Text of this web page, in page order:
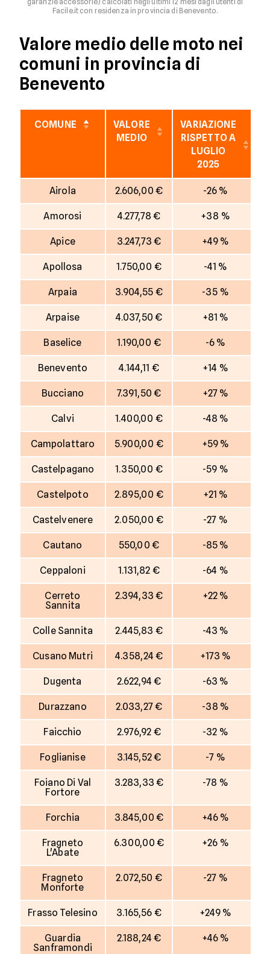
Facile.it con residenza in provincia di Benevento.
Valore medio delle moto nei
comuni in provincia di
Benevento
COMUNE
VALORE
MEDIO
VARIAZIONE
RISPETTO A
LUGLIO
2025
Airola 2.606,00 € -26 %
Amorosi 4.277,78 € +38 %
Apice 3.247,73 € +49 %
Apollosa 1.750,00 € -41 %
Arpaia 3.904,55 € -35 %
Arpaise 4.037,50 € +81 %
Baselice 1.190,00 € -6 %
Benevento 4.144,11 € +14 %
Bucciano 7.391,50 € +27 %
Calvi 1.400,00 € -48 %
Campolattaro 5.900,00 € +59 %
Castelpagano 1.350,00 € -59 %
Castelpoto 2.895,00 € +21 %
Castelvenere 2.050,00 € -27 %
Cautano 550,00 € -85 %
Ceppaloni 1.131,82 € -64 %
Cerreto
Sannita
2.394,33 € +22 %
Colle Sannita 2.445,83 € -43 %
Cusano Mutri 4.358,24 € +173 %
Dugenta 2.622,94 € -63 %
Durazzano 2.033,27 € -38 %
Faicchio 2.976,92 € -32 %
Foglianise 3.145,52 € -7 %
Foiano Di Val
Fortore
3.283,33 € -78 %
Forchia 3.845,00 € +46 %
Fragneto
L'Abate
6.300,00 € +26 %
Fragneto
Monforte
2.072,50 € -27 %
Frasso Telesino 3.165,56 € +249 %
Guardia
Sanframondi
2.188,24 € +46 %